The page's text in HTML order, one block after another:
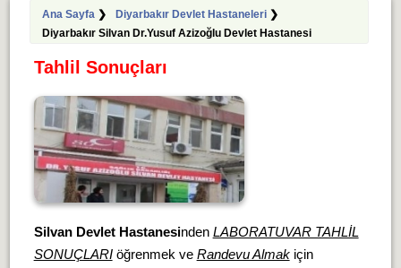
Ana Sayfa❯ Diyarbakır Devlet Hastaneleri❯
Diyarbakır Silvan Dr.Yusuf Azizoğlu Devlet Hastanesi
Tahlil Sonuçları
Silvan Devlet Hastanesinden LABORATUVAR TAHLİL
SONUÇLARIöğrenmek ve Randevu Almakiçin